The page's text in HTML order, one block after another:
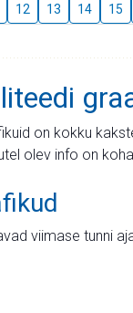
12 13 14 15
on kokku
olev info on
viimase tunni